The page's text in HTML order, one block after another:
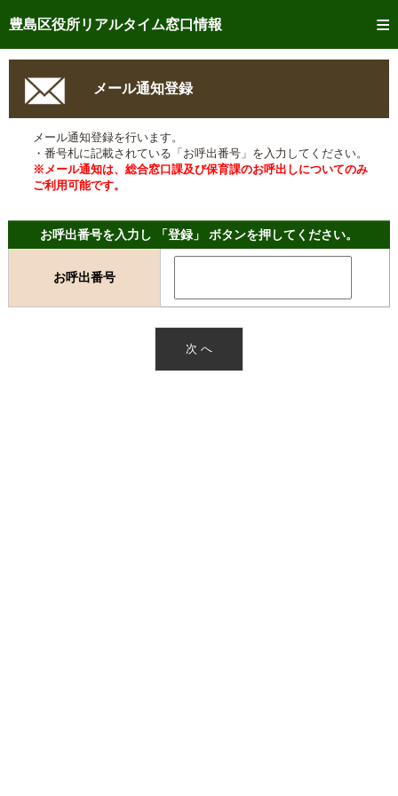
豊島区役所リアルタイム窓口情報
トップページへ
ご利用方法
事前予約
予約状況確認
リアルタイム
リアルタイム交付状況確認
メール通知登録
メール通知登録を行います。
・番号札に記載されている「お呼出番号」を入力してください。
※メール通知は、総合窓口課及び保育課のお呼出しについてのみ
ご利用可能です。
お呼出番号を入力し 「登録」 ボタンを押してください。
お呼出番号